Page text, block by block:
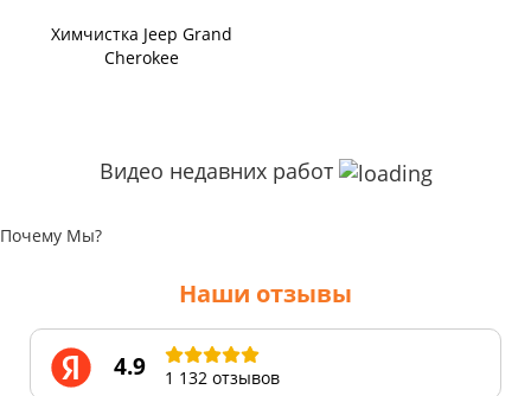
Химчистка Jeep Grand
Cherokee
Видео недавних работ
Почему Мы?
Наши отзывы
4.9 1 132 отзывов